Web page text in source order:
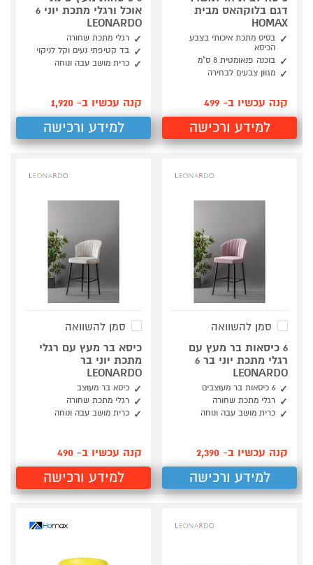
דגם בלוקהאס מבית
HOMAX
בסיס מתכת איכותי בצבע
הכיסא
בוכנה פנאומטית 8 ס"מ
מגוון צבעים לבחירה
קנה עכשיו ב- 499
למידע ורכישה
אוכל ורגלי מתכת יוני 6
LEONARDO
רגלי מתכת שחורה
בד קטיפתי נעים וקל לניקוי
כרית מושב עבה ונוחה
קנה עכשיו ב- 1,920
למידע ורכישה
סמן להשוואה
6 כיסאות בר מעץ עם
רגלי מתכת יוני בר 6
LEONARDO
6 כיסאות בר מעוצבים
רגלי מתכת שחורה
כרית מושב עבה ונוחה
קנה עכשיו ב- 2,390
למידע ורכישה
סמן להשוואה
כיסא בר מעץ עם רגלי
מתכת יוני בר
LEONARDO
כיסא בר מעוצב
רגלי מתכת שחורה
כרית מושב עבה ונוחה
קנה עכשיו ב- 490
למידע ורכישה